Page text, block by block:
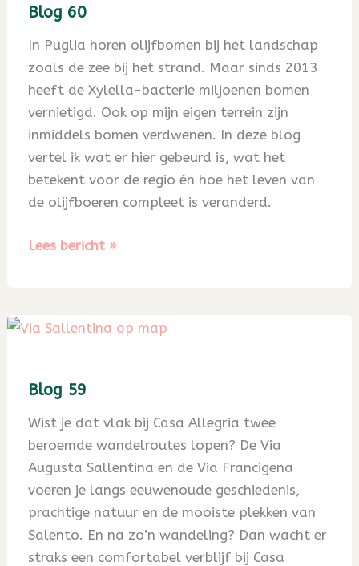
Blog 60
In Puglia horen olijfbomen bij het landschap
zoals de zee bij het strand. Maar sinds 2013
heeft de Xylella-bacterie miljoenen bomen
vernietigd. Ook op mijn eigen terrein zijn
inmiddels bomen verdwenen. In deze blog
vertel ik wat er hier gebeurd is, wat het
betekent voor de regio én hoe het leven van
de olijfboeren compleet is veranderd.
Blog
Lees bericht »
Blog 59
Wist je dat vlak bij Casa Allegria twee
beroemde wandelroutes lopen? De Via
Augusta Sallentina en de Via Francigena
voeren je langs eeuwenoude geschiedenis,
prachtige natuur en de mooiste plekken van
Salento. En na zo’n wandeling? Dan wacht er
straks een comfortabel verblijf bij Casa